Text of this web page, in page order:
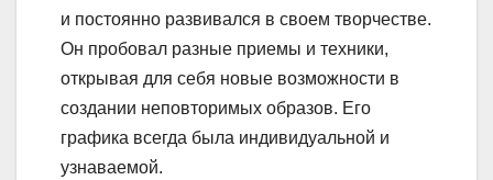
и постоянно развивался в своем творчестве.
Он пробовал разные приемы и техники,
открывая для себя новые возможности в
создании неповторимых образов. Его
графика всегда была индивидуальной и
узнаваемой.